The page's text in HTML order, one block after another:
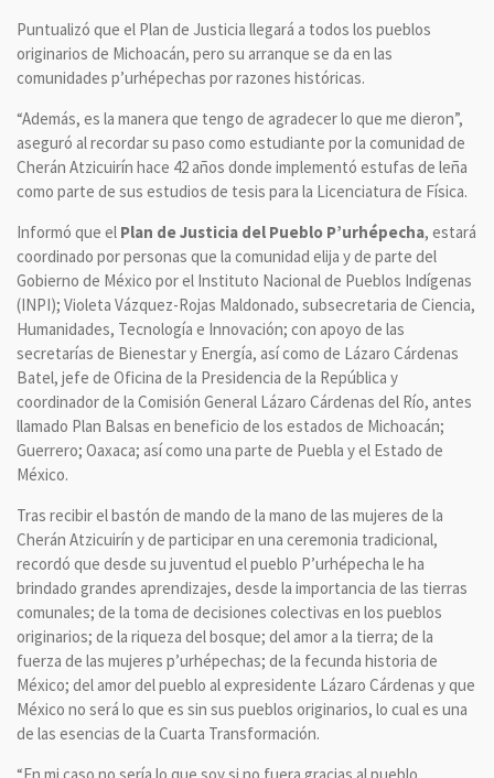
Puntualizó que el Plan de Justicia llegará a todos los pueblos
originarios de Michoacán, pero su arranque se da en las
comunidades p’urhépechas por razones históricas.
“Además, es la manera que tengo de agradecer lo que me dieron”,
aseguró al recordar su paso como estudiante por la comunidad de
Cherán Atzicuirín hace 42 años donde implementó estufas de leña
como parte de sus estudios de tesis para la Licenciatura de Física.
Informó que el Plan de Justicia del Pueblo P’urhépecha, estará
coordinado por personas que la comunidad elija y de parte del
Gobierno de México por el Instituto Nacional de Pueblos Indígenas
(INPI); Violeta Vázquez-Rojas Maldonado, subsecretaria de Ciencia,
Humanidades, Tecnología e Innovación; con apoyo de las
secretarías de Bienestar y Energía, así como de Lázaro Cárdenas
Batel, jefe de Oficina de la Presidencia de la República y
coordinador de la Comisión General Lázaro Cárdenas del Río, antes
llamado Plan Balsas en beneficio de los estados de Michoacán;
Guerrero; Oaxaca; así como una parte de Puebla y el Estado de
México.
Tras recibir el bastón de mando de la mano de las mujeres de la
Cherán Atzicuirín y de participar en una ceremonia tradicional,
recordó que desde su juventud el pueblo P’urhépecha le ha
brindado grandes aprendizajes, desde la importancia de las tierras
comunales; de la toma de decisiones colectivas en los pueblos
originarios; de la riqueza del bosque; del amor a la tierra; de la
fuerza de las mujeres p’urhépechas; de la fecunda historia de
México; del amor del pueblo al expresidente Lázaro Cárdenas y que
México no será lo que es sin sus pueblos originarios, lo cual es una
de las esencias de la Cuarta Transformación.